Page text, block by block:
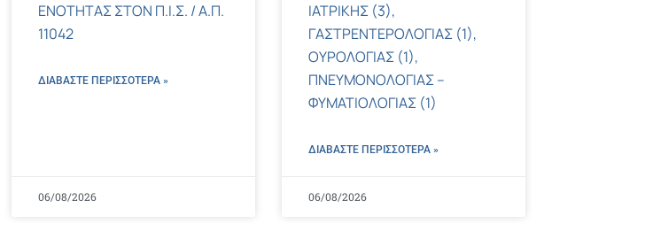
ΕΝΟΤΗΤΑΣ ΣΤΟΝ Π.Ι.Σ. / Α.Π.
11042
ΔΙΑΒΑΣΤΕ ΠΕΡΙΣΣΌΤΕΡΑ »
06/08/2026
ΙΑΤΡΙΚΗΣ (3),
ΓΑΣΤΡΕΝΤΕΡΟΛΟΓΙΑΣ (1),
ΟΥΡΟΛΟΓΙΑΣ (1),
ΠΝΕΥΜΟΝΟΛΟΓΙΑΣ –
ΦΥΜΑΤΙΟΛΟΓΙΑΣ (1)
ΔΙΑΒΑΣΤΕ ΠΕΡΙΣΣΌΤΕΡΑ »
06/08/2026